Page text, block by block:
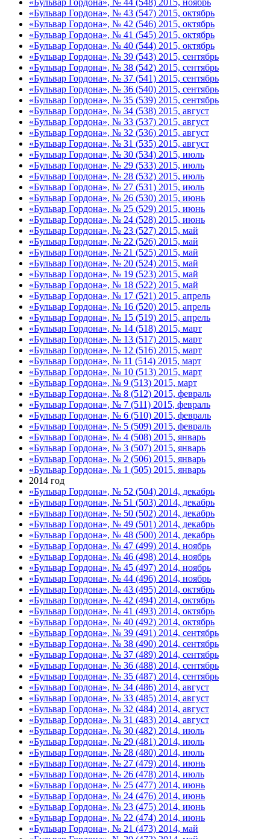
«Бульвар Гордона», № 43 (547) 2015, октябрь
«Бульвар Гордона», № 42 (546) 2015, октябрь
«Бульвар Гордона», № 41 (545) 2015, октябрь
«Бульвар Гордона», № 40 (544) 2015, октябрь
«Бульвар Гордона», № 39 (543) 2015, сентябрь
«Бульвар Гордона», № 38 (542) 2015, сентябрь
«Бульвар Гордона», № 37 (541) 2015, сентябрь
«Бульвар Гордона», № 36 (540) 2015, сентябрь
«Бульвар Гордона», № 35 (539) 2015, сентябрь
«Бульвар Гордона», № 34 (538) 2015, август
«Бульвар Гордона», № 33 (537) 2015, август
«Бульвар Гордона», № 32 (536) 2015, август
«Бульвар Гордона», № 31 (535) 2015, август
«Бульвар Гордона», № 30 (534) 2015, июль
«Бульвар Гордона», № 29 (533) 2015, июль
«Бульвар Гордона», № 28 (532) 2015, июль
«Бульвар Гордона», № 27 (531) 2015, июль
«Бульвар Гордона», № 26 (530) 2015, июнь
«Бульвар Гордона», № 25 (529) 2015, июнь
«Бульвар Гордона», № 24 (528) 2015, июнь
«Бульвар Гордона», № 23 (527) 2015, май
«Бульвар Гордона», № 22 (526) 2015, май
«Бульвар Гордона», № 21 (525) 2015, май
«Бульвар Гордона», № 20 (524) 2015, май
«Бульвар Гордона», № 19 (523) 2015, май
«Бульвар Гордона», № 18 (522) 2015, май
«Бульвар Гордона», № 17 (521) 2015, апрель
«Бульвар Гордона», № 16 (520) 2015, апрель
«Бульвар Гордона», № 15 (519) 2015, апрель
«Бульвар Гордона», № 14 (518) 2015, март
«Бульвар Гордона», № 13 (517) 2015, март
«Бульвар Гордона», № 12 (516) 2015, март
«Бульвар Гордона», № 11 (514) 2015, март
«Бульвар Гордона», № 10 (513) 2015, март
«Бульвар Гордона», № 9 (513) 2015, март
«Бульвар Гордона», № 8 (512) 2015, февраль
«Бульвар Гордона», № 7 (511) 2015, февраль
«Бульвар Гордона», № 6 (510) 2015, февраль
«Бульвар Гордона», № 5 (509) 2015, февраль
«Бульвар Гордона», № 4 (508) 2015, январь
«Бульвар Гордона», № 3 (507) 2015, январь
«Бульвар Гордона», № 2 (506) 2015, январь
«Бульвар Гордона», № 1 (505) 2015, январь
2014 год
«Бульвар Гордона», № 52 (504) 2014, декабрь
«Бульвар Гордона», № 51 (503) 2014, декабрь
«Бульвар Гордона», № 50 (502) 2014, декабрь
«Бульвар Гордона», № 49 (501) 2014, декабрь
«Бульвар Гордона», № 48 (500) 2014, декабрь
«Бульвар Гордона», № 47 (499) 2014, ноябрь
«Бульвар Гордона», № 46 (498) 2014, ноябрь
«Бульвар Гордона», № 45 (497) 2014, ноябрь
«Бульвар Гордона», № 44 (496) 2014, ноябрь
«Бульвар Гордона», № 43 (495) 2014, октябрь
«Бульвар Гордона», № 42 (494) 2014, октябрь
«Бульвар Гордона», № 41 (493) 2014, октябрь
«Бульвар Гордона», № 40 (492) 2014, октябрь
«Бульвар Гордона», № 39 (491) 2014, сентябрь
«Бульвар Гордона», № 38 (490) 2014, сентябрь
«Бульвар Гордона», № 37 (489) 2014, сентябрь
«Бульвар Гордона», № 36 (488) 2014, сентябрь
«Бульвар Гордона», № 35 (487) 2014, сентябрь
«Бульвар Гордона», № 34 (486) 2014, август
«Бульвар Гордона», № 33 (485) 2014, август
«Бульвар Гордона», № 32 (484) 2014, август
«Бульвар Гордона», № 31 (483) 2014, август
«Бульвар Гордона», № 30 (482) 2014, июль
«Бульвар Гордона», № 29 (481) 2014, июль
«Бульвар Гордона», № 28 (480) 2014, июль
«Бульвар Гордона», № 27 (479) 2014, июнь
«Бульвар Гордона», № 26 (478) 2014, июль
«Бульвар Гордона», № 25 (477) 2014, июнь
«Бульвар Гордона», № 24 (476) 2014, июнь
«Бульвар Гордона», № 23 (475) 2014, июнь
«Бульвар Гордона», № 22 (474) 2014, июнь
«Бульвар Гордона», № 21 (473) 2014, май